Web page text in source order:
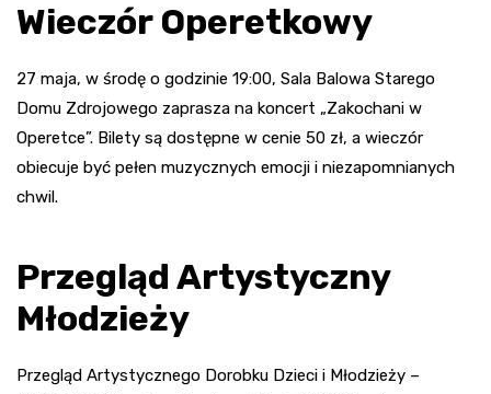
Wieczór Operetkowy
27 maja, w środę o godzinie 19:00, Sala Balowa Starego
Domu Zdrojowego zaprasza na koncert „Zakochani w
Operetce”. Bilety są dostępne w cenie 50 zł, a wieczór
obiecuje być pełen muzycznych emocji i niezapomnianych
chwil.
Przegląd Artystyczny
Młodzieży
Przegląd Artystycznego Dorobku Dzieci i Młodzieży –